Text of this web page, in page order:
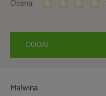
Ocena:
DODAJ
Malwina